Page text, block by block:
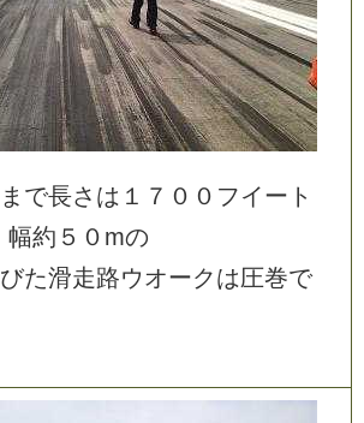
ま で長さ は １ ７ ０ ０ フイー ト
幅約 ５ ０ mの
びた滑走路ウオークは圧巻で